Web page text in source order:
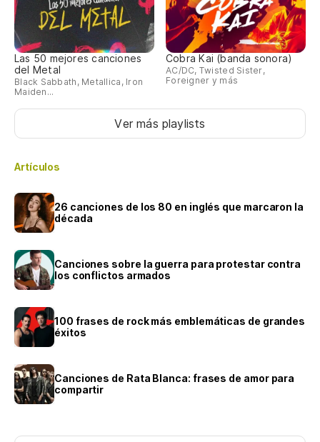
Las 50 mejores canciones
del Metal
Black Sabbath, Metallica, Iron
Maiden...
Cobra Kai (banda sonora)
AC/DC, Twisted Sister,
Foreigner y más
Ver más playlists
Artículos
26 canciones de los 80 en inglés que marcaron la
década
Canciones sobre la guerra para protestar contra
los conflictos armados
100 frases de rock más emblemáticas de grandes
éxitos
Canciones de Rata Blanca: frases de amor para
compartir